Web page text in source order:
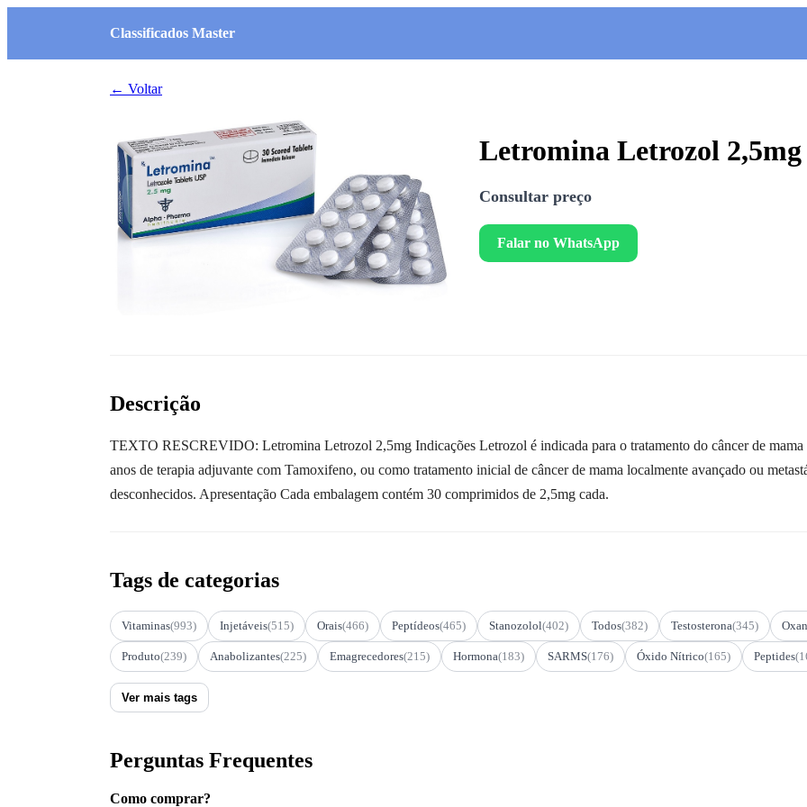
Classificados Master
← Voltar
Letromina Letrozol 2,5mg
Consultar preço
Falar no WhatsApp
Descrição
TEXTO RESCREVIDO: Letromina Letrozol 2,5mg Indicações Letrozol é indicada para o tratamento do câncer de mama
anos de terapia adjuvante com Tamoxifeno, ou como tratamento inicial de câncer de mama localmente avançado ou
desconhecidos. Apresentação Cada embalagem contém 30 comprimidos de 2,5mg cada.
Tags de categorias
Vitaminas(993) Injetáveis(515) Orais(466) Peptídeos(465) Stanozolol(402) Todos(382) Testosterona(345)
Produto(239) Anabolizantes(225) Emagrecedores(215) Hormona(183) SARMS(176) Óxido Nítrico(165) Peptides
Ver mais tags
Perguntas Frequentes
Como comprar?